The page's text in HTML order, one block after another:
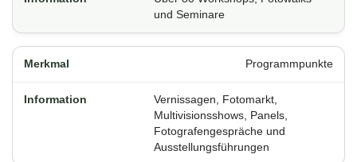
und Seminare
Programmpunkte
Vernissagen, Fotomarkt,
Multivisionsshows, Panels,
Fotografengespräche und
Ausstellungsführungen